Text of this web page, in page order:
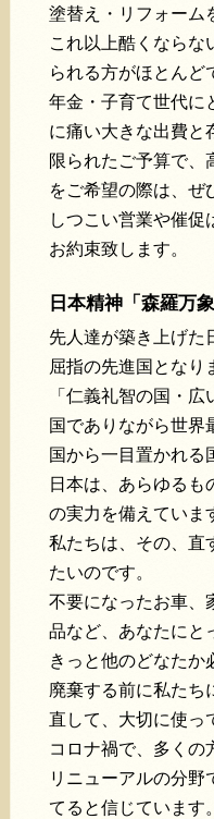
塗替え・リフォーム
これ以上酷くならな
られる方がほとんど
年金・子育て世代に
に痛い大きな出費と
限られたご予算で、
をご希望の際は、ぜ
しつこい営業や催
お約束致します。
日本精神「森羅万
先人達が築き上げた
屈指の先進国となり
「仁義礼智の国・
国でありながら世界
国から一目置かれる
日本は、あらゆるも
の実力を備えていま
私たちは、その、直
たいのです。
不要になったお車、
品など、あなたにと
きっと他のどなたか
廃棄する前に私たち
直して、大切に使っ
コロナ禍で、多くの
リニューアルの分野
てると信じています。